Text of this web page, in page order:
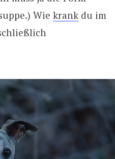
Wie krankdu im